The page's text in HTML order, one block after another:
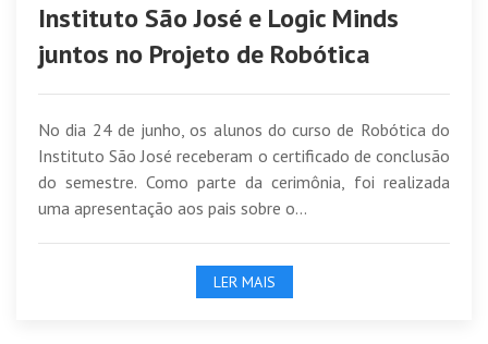
Instituto São José e Logic Minds
juntos no Projeto de Robótica
No dia 24 de junho, os alunos do curso de Robótica do
Instituto São José receberam o certificado de conclusão
do semestre. Como parte da cerimônia, foi realizada
uma apresentação aos pais sobre o...
LER MAIS